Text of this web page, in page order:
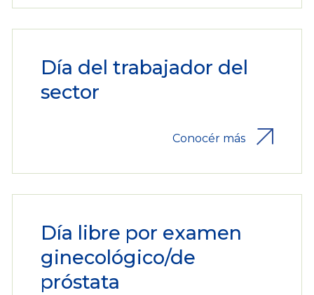
Día del trabajador del
sector
Conocér más
Día libre por examen
ginecológico/de
próstata